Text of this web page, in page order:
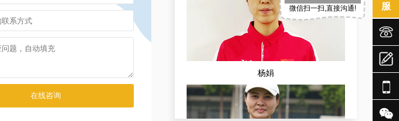
杨娟
服
微信扫一扫,直接沟通!




